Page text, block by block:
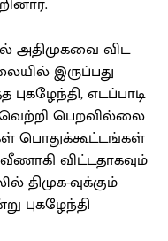
அதிமுகவை விட
இருப்பது
எடப்பாடி
வெற்றி பெறவில்லை
பொதுக்கூட்டங்கள்
விட்டதாகவும்
திமுக-வுக்கும்
புகழேந்தி